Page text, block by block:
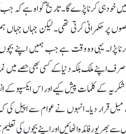
خود ہی کرنا پڑے گا۔ تاریخ گواہ ہے کہ
پر حکمرانی کرتی تھی۔ لیکن جہاں جہاں
پڑا۔ یہی وہ وقت ہے جب ہمیں اپنے بچوں
صرف اپنے ملک بلکہ دنیا کے کسی بھی حصے میں
کے کلمات پیش کیے اور اس ایکسپو کے
قرار دیا۔ انہوں نے عوام سے اپیل کی کہ
فائدہ اٹھائیں اور اپنے بچوں کی